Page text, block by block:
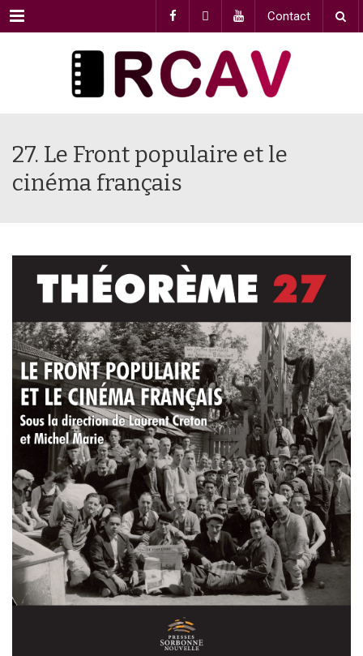
Menu Contact
27. Le Front populaire et le
cinéma français